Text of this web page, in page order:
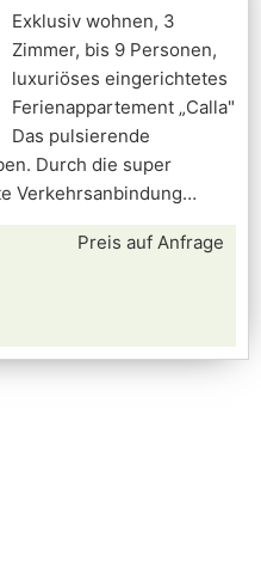
Exklusiv wohnen, 3
Zimmer, bis 9 Personen,
luxuriöses eingerichtetes
Ferienappartement „Calla"
Das pulsierende
Durch die super
Verkehrsanbindung
Preis auf Anfrage